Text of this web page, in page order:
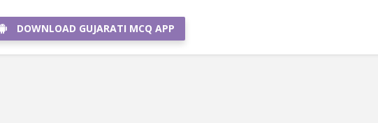
DOWNLOAD GUJARATI MCQ APP